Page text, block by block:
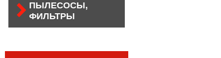
ПЫЛЕСОСЫ,
ФИЛЬТРЫ